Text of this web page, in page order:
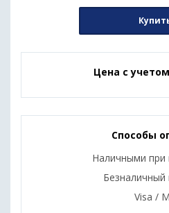
Цена с
Способы
Наличными при
Безналичный
Visa /